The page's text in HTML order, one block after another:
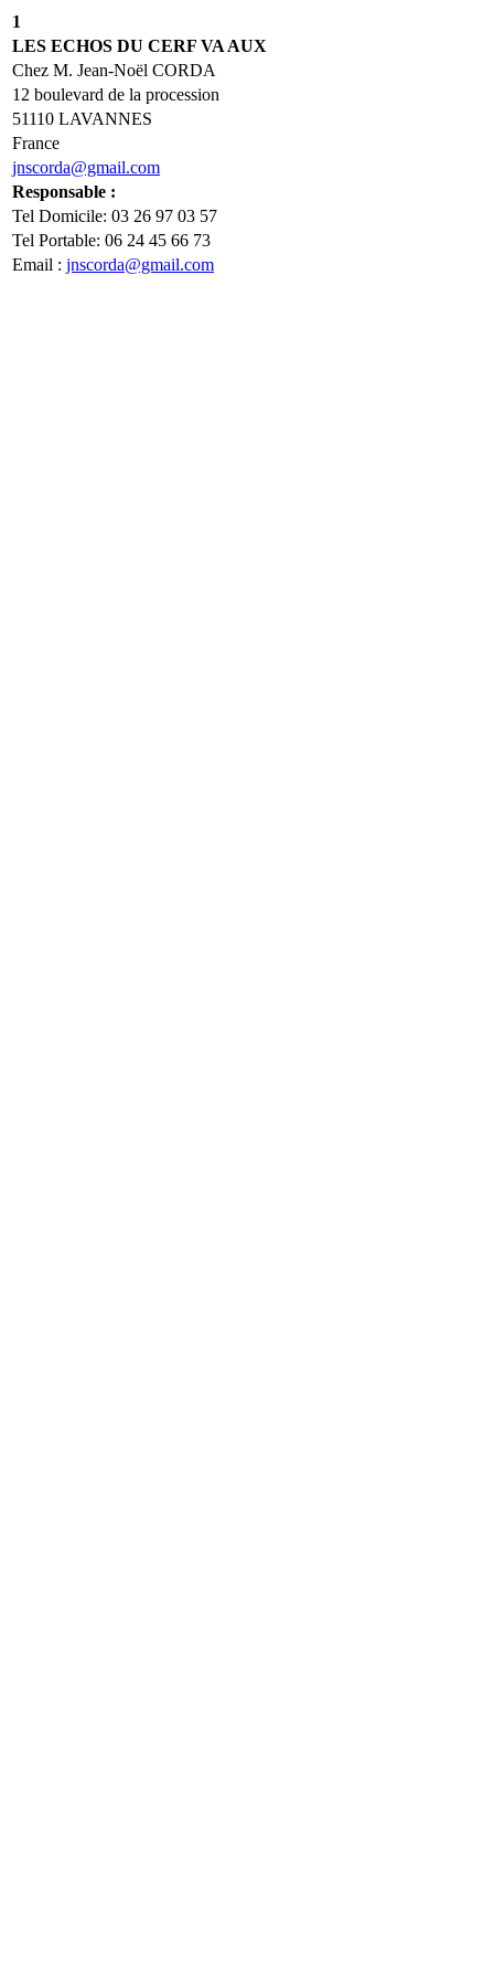
1
LES ECHOS DU CERF VA AUX
Chez M. Jean-Noël CORDA
12 boulevard de la procession
51110 LAVANNES
France
jnscorda@gmail.com
Responsable :
Tel Domicile: 03 26 97 03 57
Tel Portable: 06 24 45 66 73
Email : jnscorda@gmail.com